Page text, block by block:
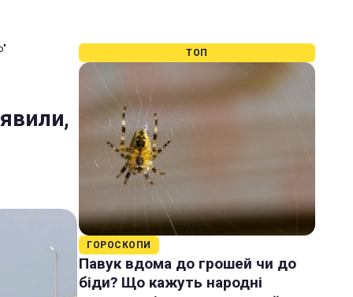
ТОП
ГОРОСКОПИ
Павук вдома до грошей чи до
біди? Що кажуть народні